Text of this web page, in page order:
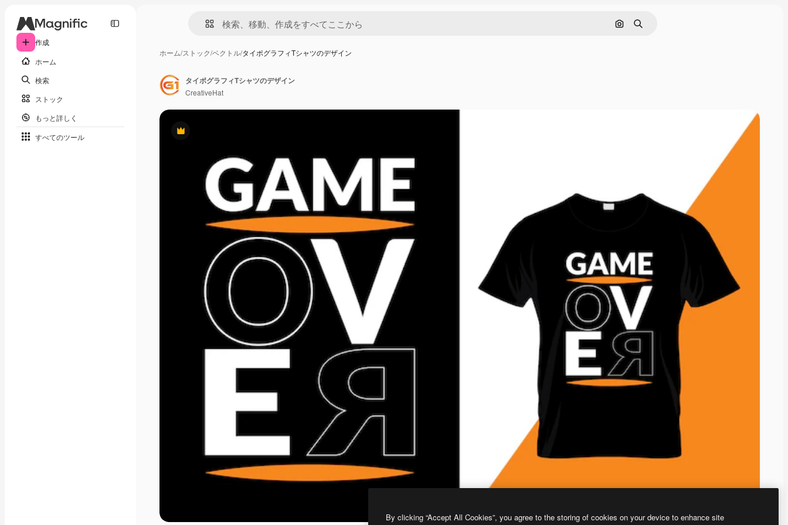
作成
ホーム
検索
ストック
もっと詳しく
すべてのツール
画像で検索
検索
ホーム/ストック/ベクトル/タイポグラフィTシャツのデザイン
Premium
タイポグラフィTシャツのデザイン
CreativeHat
By clicking “Accept All Cookies”, you agree to the storing of cookies on your device to enhance site